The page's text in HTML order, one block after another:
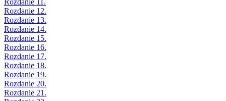
Rozdanie 11.
Rozdanie 12.
Rozdanie 13.
Rozdanie 14.
Rozdanie 15.
Rozdanie 16.
Rozdanie 17.
Rozdanie 18.
Rozdanie 19.
Rozdanie 20.
Rozdanie 21.